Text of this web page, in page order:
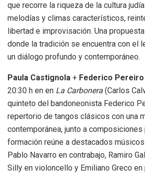
que recorre la riqueza de la cultura
melodías y climas característicos,
libertad e improvisación. Una
donde la tradición se encuentra con el
un diálogo profundo y contemporáneo.
Paula Castignola + Federico Pereiro
20:30 h en en La Carbonera (Carlos
quinteto del bandoneonista Federico
repertorio de tangos clásicos con una
contemporánea, junto a composiciones
formación reúne a destacados
Pablo Navarro en contrabajo, Ramiro
Silly en violoncello y Emiliano Greco en